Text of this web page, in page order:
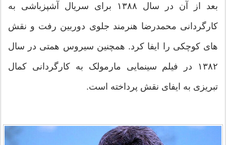
بعد از آن در سال ۱۳۸۸ برای سریال آشپزباشی به
کارگردانی محمدرضا هنرمند جلوی دوربین رفت و نقش
های کوچکی را ایفا کرد. همچنین سیروس همتی در سال
۱۳۸۲ در فیلم سینمایی مارمولک به کارگردانی کمال
تبریزی به ایفای نقش پرداخته است.